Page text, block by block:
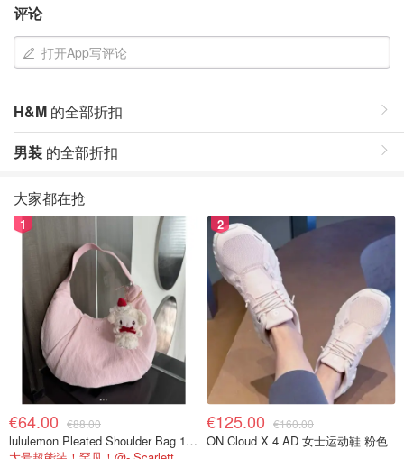
评论
打开App写评论
H&M 的全部折扣
男装 的全部折扣
大家都在抢
1
€64.00 €88.00
lululemon Pleated Shoulder Bag 10L 单肩包
2
€125.00 €160.00
ON Cloud X 4 AD 女士运动鞋 粉色